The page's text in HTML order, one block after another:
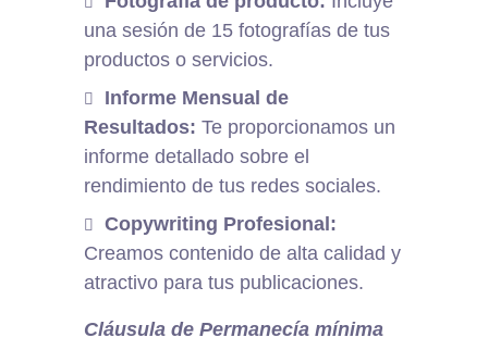
una sesión de 15 fotografías de tus
productos o servicios.
Informe Mensual de
Resultados: Te proporcionamos un
informe detallado sobre el
rendimiento de tus redes sociales.
Copywriting Profesional:
Creamos contenido de alta calidad y
atractivo para tus publicaciones.
Cláusula de Permanecía mínima